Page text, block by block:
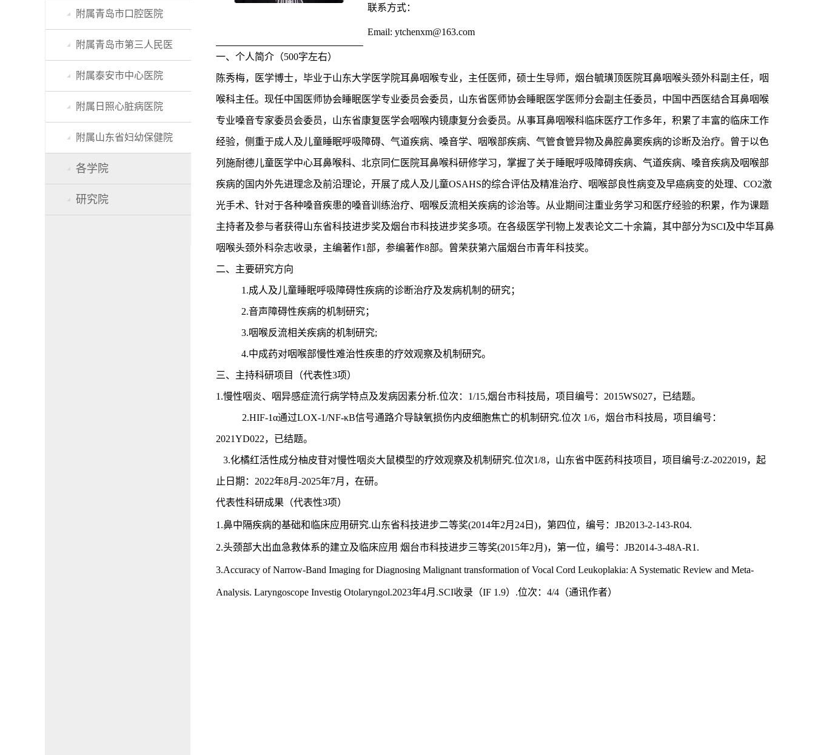
附属青岛市口腔医院
附属青岛市第三人民医
附属泰安市中心医院
附属日照心脏病医院
附属山东省妇幼保健院
各学院
研究院
联系方式：
Email: ytchenxm@163.com
一、个人简介（500字左右）
陈秀梅，医学博士，毕业于山东大学医学院耳鼻咽喉专业，主任医师，硕士生导师，烟台毓璜顶医院耳鼻咽喉头颈外科副主任，咽
喉科主任。现任中国医师协会睡眠医学专业委员会委员，山东省医师协会睡眠医学医师分会副主任委员，中国中西医结合耳鼻咽喉
专业嗓音专家委员会委员，山东省康复医学会咽喉内镜康复分会委员。从事耳鼻咽喉科临床医疗工作多年，积累了丰富的临床工作
经验，侧重于成人及儿童睡眠呼吸障碍、气道疾病、嗓音学、咽喉部疾病、气管食管异物及鼻腔鼻窦疾病的诊断及治疗。曾于以色
列施耐德儿童医学中心耳鼻喉科、北京同仁医院耳鼻喉科研修学习，掌握了关于睡眠呼吸障碍疾病、气道疾病、嗓音疾病及咽喉部
疾病的国内外先进理念及前沿理论，开展了成人及儿童OSAHS的综合评估及精准治疗、咽喉部良性病变及早癌病变的处理、CO2激
光手术、针对于各种嗓音疾患的嗓音训练治疗、咽喉反流相关疾病的诊治等。从业期间注重业务学习和医疗经验的积累，作为课题
主持者及参与者获得山东省科技进步奖及烟台市科技进步奖多项。在各级医学刊物上发表论文二十余篇，其中部分为SCI及中华耳鼻
咽喉头颈外科杂志收录，主编著作1部，参编著作8部。曾荣获第六届烟台市青年科技奖。
二、主要研究方向
1.成人及儿童睡眠呼吸障碍性疾病的诊断治疗及发病机制的研究；
2.音声障碍性疾病的机制研究；
3.咽喉反流相关疾病的机制研究;
4.中成药对咽喉部慢性难治性疾患的疗效观察及机制研究。
三、主持科研项目（代表性3项）
1.慢性咽炎、咽异感症流行病学特点及发病因素分析.位次：1/15,烟台市科技局，项目编号：2015WS027，已结题。
2.HIF-1α通过LOX-1/NF-κB信号通路介导缺氧损伤内皮细胞焦亡的机制研究.位次 1/6，烟台市科技局，项目编号：
2021YD022，已结题。
3.化橘红活性成分柚皮苷对慢性咽炎大鼠模型的疗效观察及机制研究.位次1/8，山东省中医药科技项目，项目编号:Z-2022019，起
止日期：2022年8月-2025年7月，在研。
代表性科研成果（代表性3项）
1.鼻中隔疾病的基础和临床应用研究.山东省科技进步二等奖(2014年2月24日)，第四位，编号：JB2013-2-143-R04.
2.头颈部大出血急救体系的建立及临床应用 烟台市科技进步三等奖(2015年2月)，第一位，编号：JB2014-3-48A-R1.
3.Accuracy of Narrow-Band Imaging for Diagnosing Malignant transformation of Vocal Cord Leukoplakia: A Systematic Review and Meta-
Analysis. Laryngoscope Investig Otolaryngol.2023年4月.SCI收录（IF 1.9）.位次：4/4（通讯作者）